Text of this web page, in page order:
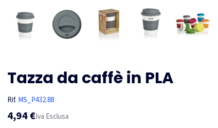
Tazza da caffè in PLA
Rif. MS_P432.88
4,94 €Iva Esclusa